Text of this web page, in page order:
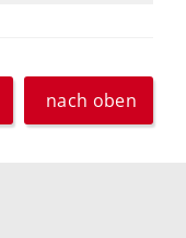
nach oben